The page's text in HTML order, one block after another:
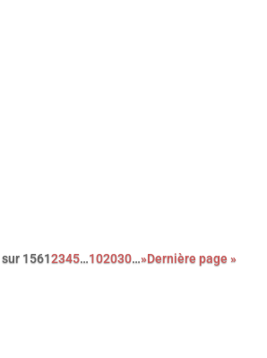
15612345…102030…»Dernière page »